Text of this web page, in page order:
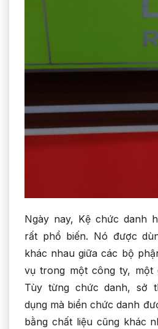
Ngày nay, Kệ chức danh
rất phổ biến. Nó được
khác nhau giữa các bộ
vụ trong một công ty, một
Tùy từng chức danh, sở
dụng mà biển chức danh
bằng chất liệu cũng khác